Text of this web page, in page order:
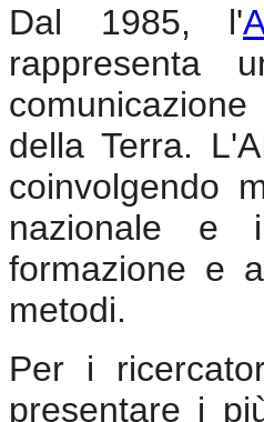
Dal 1985, l'
rappresenta
della Terra.
coinvolgendo
nazionale e
formazione e
metodi.
Per i
presentare i